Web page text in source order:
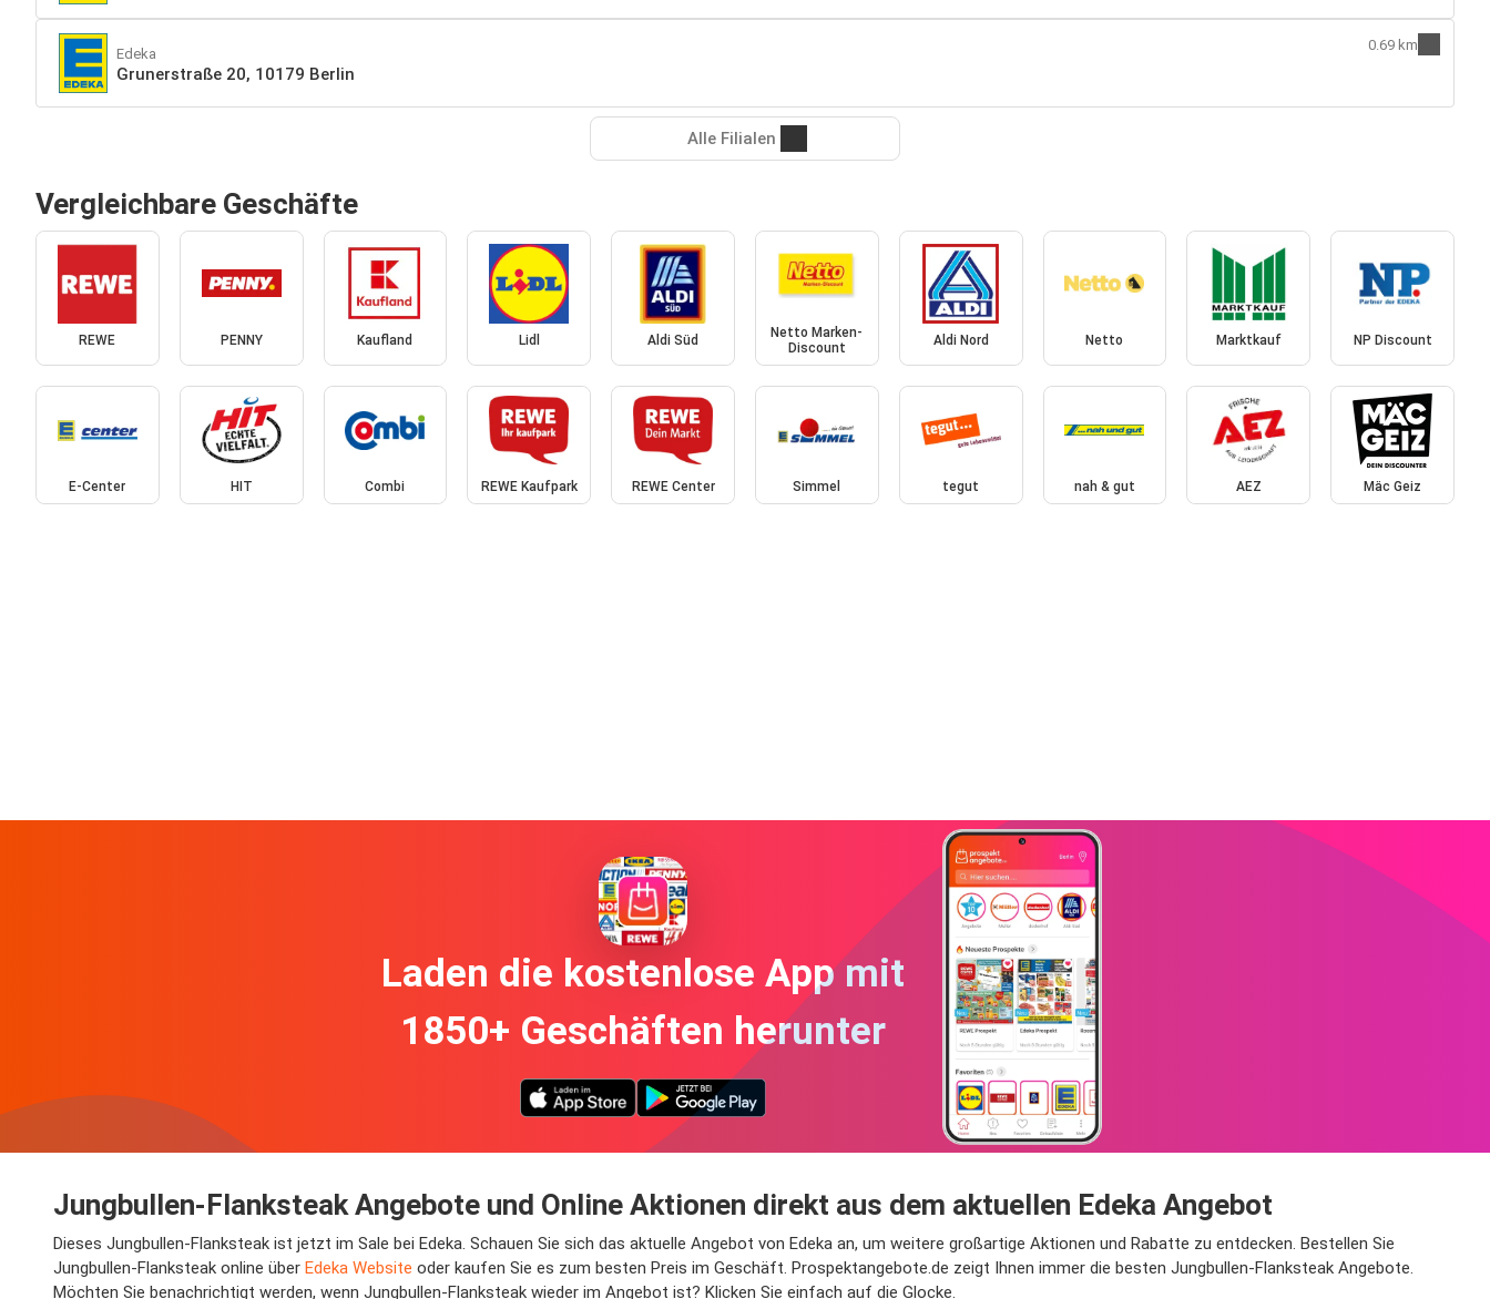
Edeka
Grunerstraße 20, 10179 Berlin
0.69 km
Alle Filialen
Vergleichbare Geschäfte
REWE PENNY Kaufland Lidl Aldi Süd
Netto Marken-
Discount
Aldi Nord Netto Marktkauf NP Discount
E-Center HIT Combi REWE Kaufpark REWE Center Simmel tegut nah & gut AEZ Mäc Geiz
Laden die kostenlose App mit
1850+ Geschäften herunter
Jungbullen-Flanksteak Angebote und Online Aktionen direkt aus dem aktuellen Edeka Angebot
Dieses Jungbullen-Flanksteak ist jetzt im Sale bei Edeka. Schauen Sie sich das aktuelle Angebot von Edeka an, um weitere großartige Aktionen und Rabatte zu entdecken. Bestellen Sie
Jungbullen-Flanksteak online über Edeka Website oder kaufen Sie es zum besten Preis im Geschäft. Prospektangebote.de zeigt Ihnen immer die besten Jungbullen-Flanksteak Angebote.
Möchten Sie benachrichtigt werden, wenn Jungbullen-Flanksteak wieder im Angebot ist? Klicken Sie einfach auf die Glocke.